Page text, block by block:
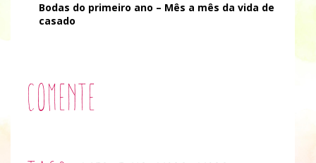
Bodas do primeiro ano – Mês a mês da vida de
casado
Comente